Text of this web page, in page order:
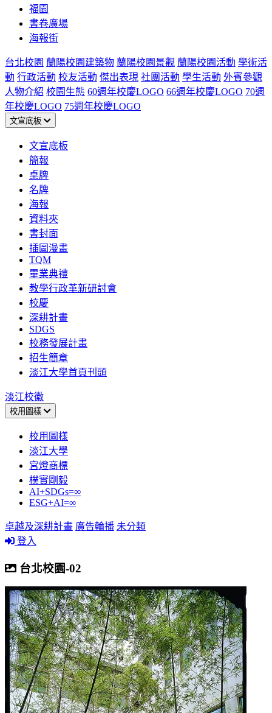
福園
書卷廣場
海報街
台北校園 蘭陽校園建築物 蘭陽校園景觀 蘭陽校園活動 學術活
動 行政活動 校友活動 傑出表現 社團活動 學生活動 外賓參觀
人物介紹 校園生態 60週年校慶LOGO 66週年校慶LOGO 70週
年校慶LOGO 75週年校慶LOGO
文宣底板
文宣底板
簡報
桌牌
名牌
海報
資料夾
書封面
插圖漫畫
TQM
畢業典禮
教學行政革新研討會
校慶
深耕計畫
SDGS
校務發展計畫
招生簡章
淡江大學首頁刊頭
淡江校徽
校用圖樣
校用圖樣
淡江大學
宮燈商標
樸實剛毅
AI+SDGs=∞
ESG+AI=∞
卓越及深耕計畫 廣告輪播 未分類
登入
台北校園-02